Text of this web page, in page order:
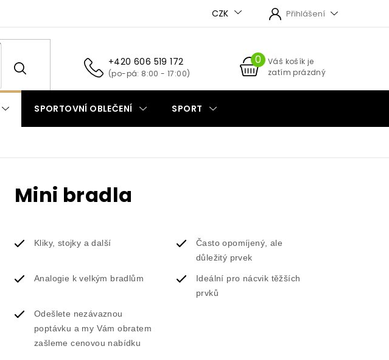
CZK Přihlášení
+420 606 519 172
NÁKUPNÍ
KOŠÍK
Váš košík je
zatím prázdný
SPORTOVNÍ OBLEČENÍ SPORT
Mini bradla
Kliky, stojky a další
Často opomíjený, ale
důležitý prvek
Analogie k velkým bradlům
Ideální pro nácvik těžších
prvků
Odešlete nezávaznou
poptávku a my Vám obratem
zašleme cenovou nabídku